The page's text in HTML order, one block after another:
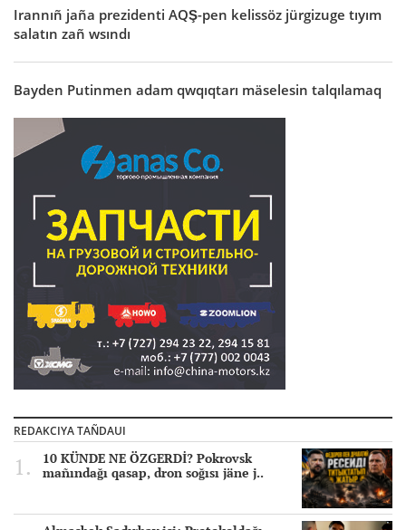
Irannıñ jaña prezidenti AQŞ-pen kelissöz jürgizuge tıyım
salatın zañ wsındı
Bayden Putinmen adam qwqıqtarı mäselesin talqılamaq
REDAKCIYA TAÑDAUI
10 KÜNDE NE ÖZGERDİ? Pokrovsk
mañındağı qasap, dron soğısı jäne j..